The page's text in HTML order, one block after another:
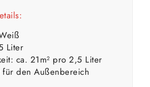
Liter
ca. 21m² pro 2,5 Liter
für den Außenbereich